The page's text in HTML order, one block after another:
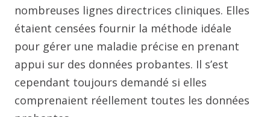
nombreuses lignes directrices cliniques. Elles
étaient censées fournir la méthode idéale
pour gérer une maladie précise en prenant
appui sur des données probantes. Il s’est
cependant toujours demandé si elles
comprenaient réellement toutes les données